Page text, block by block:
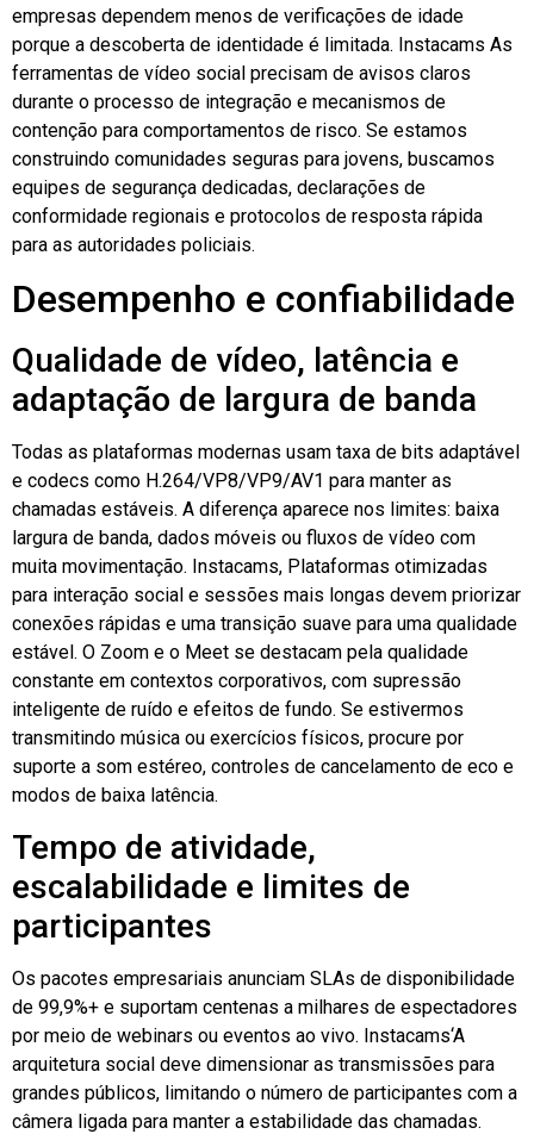
empresas dependem menos de verificações de idade
porque a descoberta de identidade é limitada. Instacams As
ferramentas de vídeo social precisam de avisos claros
durante o processo de integração e mecanismos de
contenção para comportamentos de risco. Se estamos
construindo comunidades seguras para jovens, buscamos
equipes de segurança dedicadas, declarações de
conformidade regionais e protocolos de resposta rápida
para as autoridades policiais.
Desempenho e confiabilidade
Qualidade de vídeo, latência e
adaptação de largura de banda
Todas as plataformas modernas usam taxa de bits adaptável
e codecs como H.264/VP8/VP9/AV1 para manter as
chamadas estáveis. A diferença aparece nos limites: baixa
largura de banda, dados móveis ou fluxos de vídeo com
muita movimentação. Instacams, Plataformas otimizadas
para interação social e sessões mais longas devem priorizar
conexões rápidas e uma transição suave para uma qualidade
estável. O Zoom e o Meet se destacam pela qualidade
constante em contextos corporativos, com supressão
inteligente de ruído e efeitos de fundo. Se estivermos
transmitindo música ou exercícios físicos, procure por
suporte a som estéreo, controles de cancelamento de eco e
modos de baixa latência.
Tempo de atividade,
escalabilidade e limites de
participantes
Os pacotes empresariais anunciam SLAs de disponibilidade
de 99,9%+ e suportam centenas a milhares de espectadores
por meio de webinars ou eventos ao vivo. Instacams‘A
arquitetura social deve dimensionar as transmissões para
grandes públicos, limitando o número de participantes com a
câmera ligada para manter a estabilidade das chamadas.